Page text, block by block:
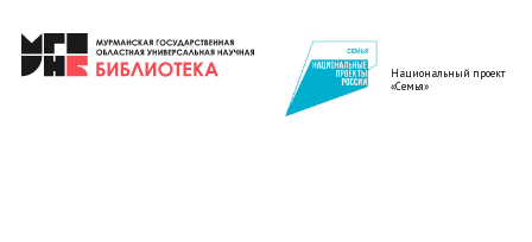
Национальный проект
«Семья»